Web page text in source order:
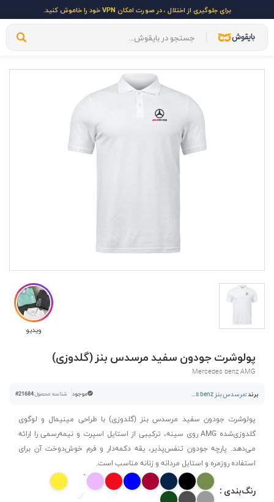
برای جلوگیری از اختلال ، در صورت امکان VPN خود را خاموش کنید.
ویدیو
پولوشرت جودون سفید مرسدس بنز (گلدوزی)
Mercedes benz AMG
برند : مرسدس بنز mercedes benz موجود شناسه محصول:#21684
پولوشرت جودون سفید مرسدس بنز (گلدوزی) با طراحی مینیمال و لوگوی
گلدوزی‌شده AMG روی سینه، ترکیبی از استایل اسپرت و نیمه‌رسمی را ارائه
می‌دهد. پارچه جودون تنفس‌پذیر، یقه دکمه‌دار و فرم خوش‌دوخت آن برای
استفاده روزمره و استایل مردانه و زنانه مناسب است.
رنگ‌بندی :